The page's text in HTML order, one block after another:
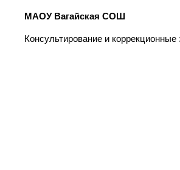
МАОУ Вагайская СОШ
Консультирование и коррекционные